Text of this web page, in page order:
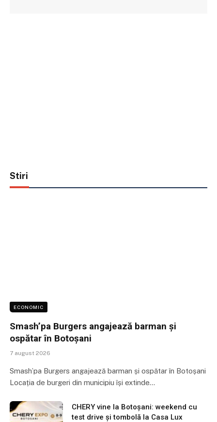
Stiri
ECONOMIC
Smash’pa Burgers angajează barman și
ospătar în Botoșani
7 august 2026
Smash’pa Burgers angajează barman și ospătar în Botoșani
Locația de burgeri din municipiu își extinde…
CHERY vine la Botoșani: weekend cu
test drive și tombolă la Casa Lux